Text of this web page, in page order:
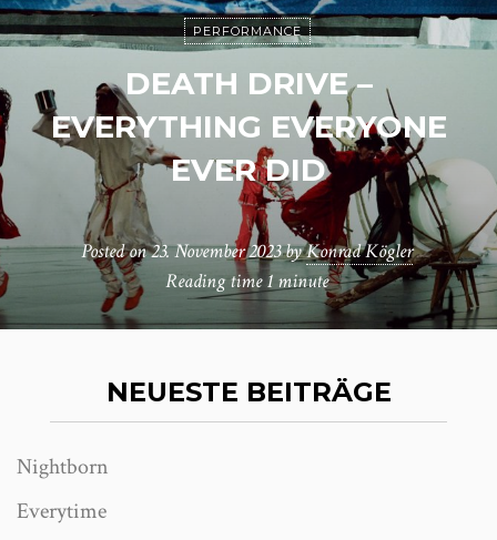
PERFORMANCE
DEATH DRIVE –
EVERYTHING EVERYONE
EVER DID
Posted on23. November 2023byKonrad Kögler
Reading time1 minute
NEUESTE BEITRÄGE
Nightborn
Everytime